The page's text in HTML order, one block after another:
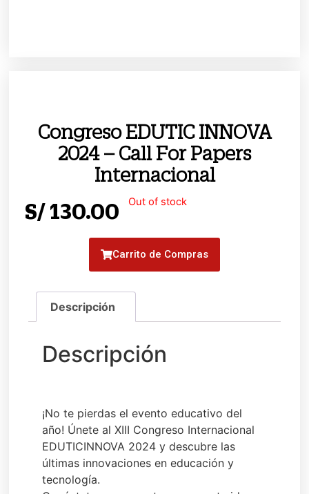
Congreso EDUTIC INNOVA
2024 – Call For Papers
Internacional
S/ 130.00 Out of stock
Carrito de Compras
¡No te pierdas el evento educativo del
año! Únete al XIII Congreso Internacional
EDUTICINNOVA 2024 y descubre las
últimas innovaciones en educación y
tecnología.